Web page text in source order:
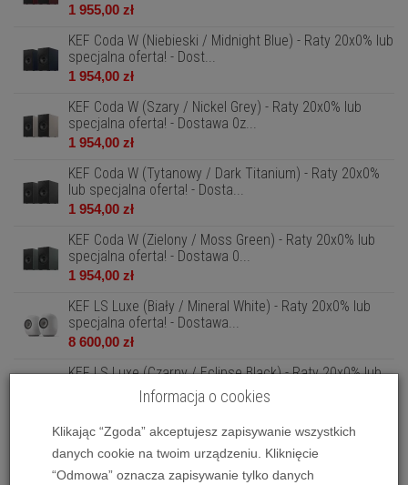
1 955,00 zł
KEF Coda W (Niebieski / Midnight Blue) - Raty 20x0% lub
specjalna oferta! - Dost...
1 954,00 zł
KEF Coda W (Szary / Nickel Grey) - Raty 20x0% lub
specjalna oferta! - Dostawa 0z...
1 954,00 zł
KEF Coda W (Tytanowy / Dark Titanium) - Raty 20x0%
lub specjalna oferta! - Dosta...
1 954,00 zł
KEF Coda W (Zielony / Moss Green) - Raty 20x0% lub
specjalna oferta! - Dostawa 0...
1 954,00 zł
KEF LS Luxe (Biały / Mineral White) - Raty 20x0% lub
specjalna oferta! - Dostawa...
8 600,00 zł
KEF LS Luxe (Czarny / Eclipse Black) - Raty 20x0% lub
specjalna oferta! - Dostaw...
KEF LS Luxe (Tytanowy / Dusk Titan) - Raty 20x0% lub
specjalna oferta! - Dostawa...
8 600,00 zł
Informacja o cookies
Klikając “Zgoda” akceptujesz zapisywanie wszystkich
danych cookie na twoim urządzeniu. Kliknięcie
“Odmowa” oznacza zapisywanie tylko danych